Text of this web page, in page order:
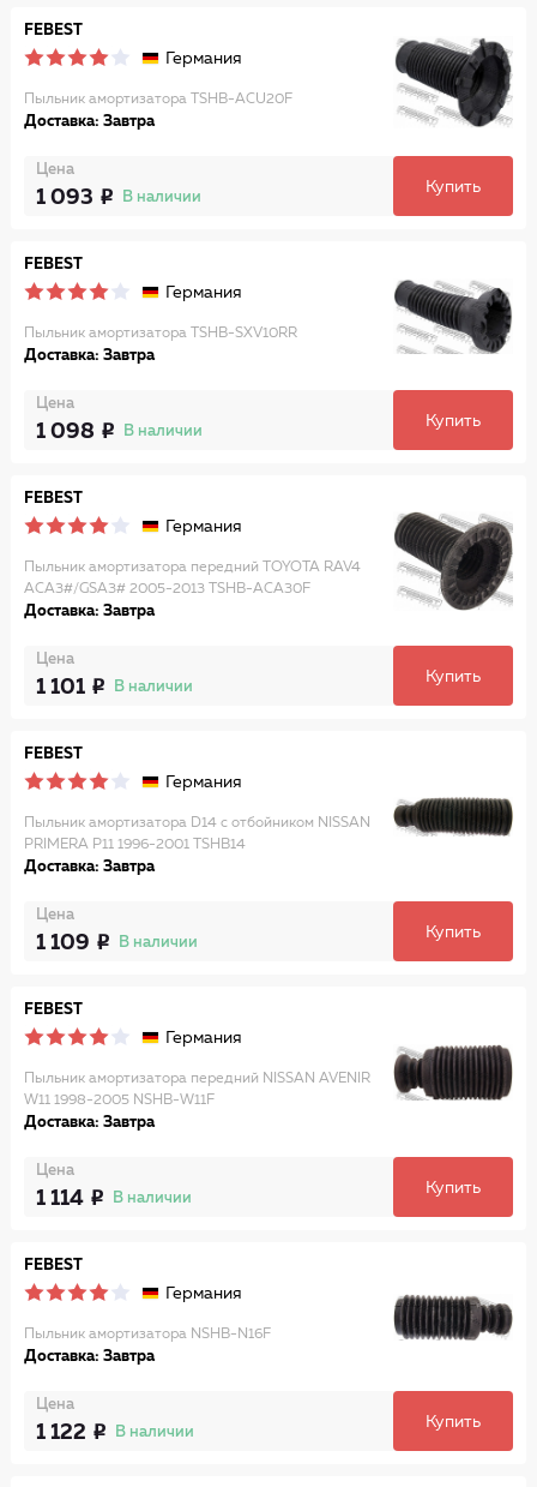
FEBEST
Германия
Пыльник амортизатора TSHB-ACU20F
Доставка: Завтра
Цена
1 093 В наличии
Купить
FEBEST
Германия
Пыльник амортизатора TSHB-SXV10RR
Доставка: Завтра
Цена
1 098 В наличии
Купить
FEBEST
Германия
Пыльник амортизатора передний TOYOTA RAV4
ACA3#/GSA3# 2005-2013 TSHB-ACA30F
Доставка: Завтра
Цена
1 101 В наличии
Купить
FEBEST
Германия
Пыльник амортизатора D14 с отбойником NISSAN
PRIMERA P11 1996-2001 TSHB14
Доставка: Завтра
Цена
1 109 В наличии
Купить
FEBEST
Германия
Пыльник амортизатора передний NISSAN AVENIR
W11 1998-2005 NSHB-W11F
Доставка: Завтра
Цена
1 114 В наличии
Купить
FEBEST
Германия
Пыльник амортизатора NSHB-N16F
Доставка: Завтра
Цена
1 122 В наличии
Купить